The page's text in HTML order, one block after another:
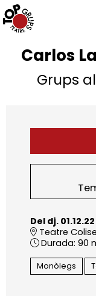
Carlos
Grups
Del dj. 01.12.22
Teatre
Durada: 90
Monòlegs